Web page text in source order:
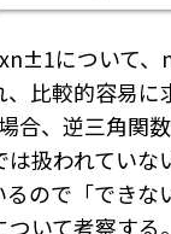
xn±1について、
、比較的容易に
合、逆三角関
扱われていな
ので「できな
いて考察する。